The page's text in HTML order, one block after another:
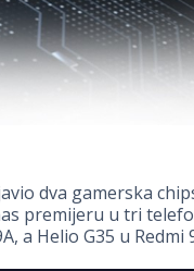
dva gamerska
premijeru u tri
a Helio G35 u Redmi